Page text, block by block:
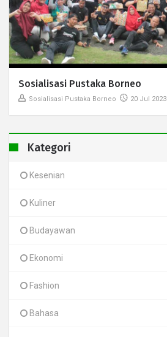
Sosialisasi Pustaka Borneo
Sosialisasi Pustaka Borneo 20 Jul 2023
Kategori
Kesenian
Kuliner
Budayawan
Ekonomi
Fashion
Bahasa